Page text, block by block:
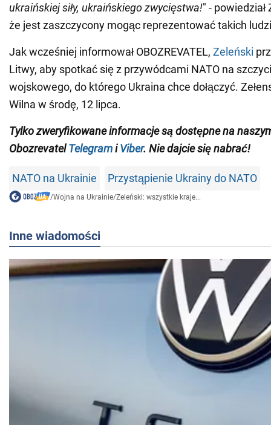
ukraińskiej siły, ukraińskiego zwycięstwa!" -
że jest zaszczycony mogąc reprezentować takich
Jak wcześniej informował OBOZREVATEL, Zeleński
Litwy, aby spotkać się z przywódcami NATO na
wojskowego, do którego Ukraina chce dołączyć.
Wilna w środę, 12 lipca.
Tylko zweryfikowane informacje są dostępne na
ObozrevatelTelegramiViber. Nie dajcie się nabrać!
NATO na Ukrainie Przystąpienie Ukrainy do NATO
/Wojna na Ukrainie/Zeleński: wszystkie kraje...
Inne wiadomości